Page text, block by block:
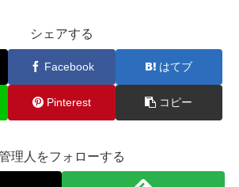
シェアする
Facebook はてブ
Pinterest コピー
理人をフォローする